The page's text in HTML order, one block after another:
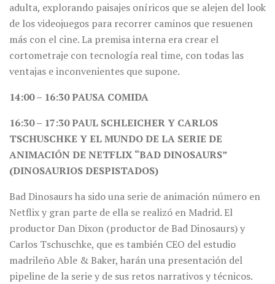
adulta, explorando paisajes oníricos que se alejen del look
de los videojuegos para recorrer caminos que resuenen
más con el cine. La premisa interna era crear el
cortometraje con tecnología real time, con todas las
ventajas e inconvenientes que supone.
14:00 – 16:30 PAUSA COMIDA
16:30 – 17:30 PAUL SCHLEICHER Y CARLOS
TSCHUSCHKE Y EL MUNDO DE LA SERIE DE
ANIMACIÓN DE NETFLIX “BAD DINOSAURS”
(DINOSAURIOS DESPISTADOS)
Bad Dinosaurs ha sido una serie de animación número en
Netflix y gran parte de ella se realizó en Madrid. El
productor Dan Dixon (productor de Bad Dinosaurs) y
Carlos Tschuschke, que es también CEO del estudio
madrileño Able & Baker, harán una presentación del
pipeline de la serie y de sus retos narrativos y técnicos.